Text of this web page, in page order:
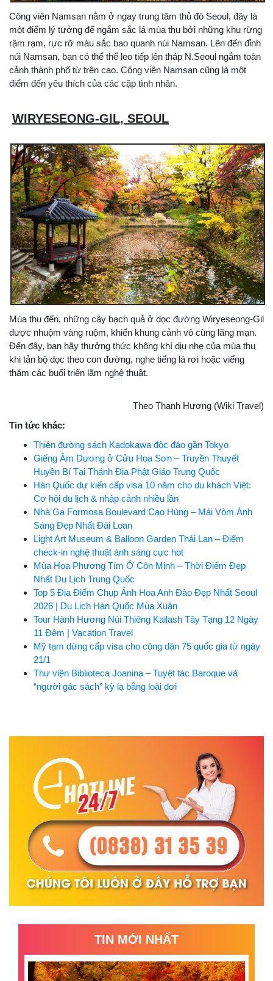
Công viên Namsan nằm ở ngay trung tâm thủ đô Seoul, đây là
một điểm lý tưởng để ngắm sắc lá mùa thu bởi những khu rừng
rậm rạm, rực rỡ màu sắc bao quanh núi Namsan. Lên đến đỉnh
núi Namsan, bạn có thể thể leo tiếp lên tháp N.Seoul ngắm toàn
cảnh thành phố từ trên cao. Công viên Namsan cũng là một
điểm đến yêu thích của các cặp tình nhân.
WIRYESEONG-GIL, SEOUL
Mùa thu đến, những cây bạch quả ở dọc đường Wiryeseong-Gil
được nhuộm vàng ruộm, khiến khung cảnh vô cùng lãng mạn.
Đến đây, bạn hãy thưởng thức không khí dịu nhẹ của mùa thu
khi tản bộ dọc theo con đường, nghe tiếng lá rơi hoặc viếng
thăm các buổi triển lãm nghệ thuật.
Theo Thanh Hương (Wiki Travel)
Tin tức khác:
Thiên đường sách Kadokawa độc đáo gần Tokyo
Giếng Âm Dương ở Cửu Hoa Sơn – Truyền Thuyết
Huyền Bí Tại Thánh Địa Phật Giáo Trung Quốc
Hàn Quốc dự kiến cấp visa 10 năm cho du khách Việt:
Cơ hội du lịch & nhập cảnh nhiều lần
Nhà Ga Formosa Boulevard Cao Hùng – Mái Vòm Ánh
Sáng Đẹp Nhất Đài Loan
Light Art Museum & Balloon Garden Thái Lan – Điểm
check-in nghệ thuật ánh sáng cực hot
Mùa Hoa Phượng Tím Ở Côn Minh – Thời Điểm Đẹp
Nhất Du Lịch Trung Quốc
Top 5 Địa Điểm Chụp Ảnh Hoa Anh Đào Đẹp Nhất Seoul
2026 | Du Lịch Hàn Quốc Mùa Xuân
Tour Hành Hương Núi Thiêng Kailash Tây Tạng 12 Ngày
11 Đêm | Vacation Travel
Mỹ tạm dừng cấp visa cho công dân 75 quốc gia từ ngày
21/1
Thư viện Biblioteca Joanina – Tuyệt tác Baroque và
“người gác sách” kỳ lạ bằng loài dơi
TIN MỚI NHẤT